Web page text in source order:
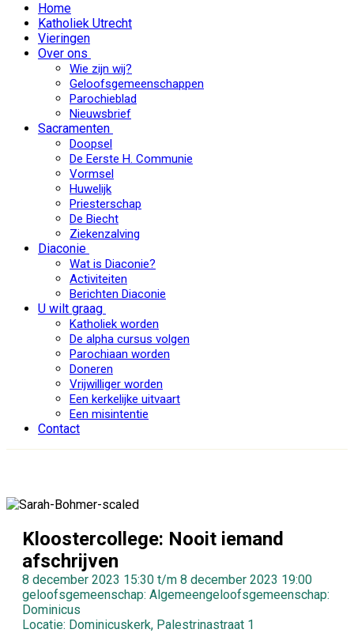
Home
Katholiek Utrecht
Vieringen
Over ons
Wie zijn wij?
Geloofsgemeenschappen
Parochieblad
Nieuwsbrief
Sacramenten
Doopsel
De Eerste H. Communie
Vormsel
Huwelijk
Priesterschap
De Biecht
Ziekenzalving
Diaconie
Wat is Diaconie?
Activiteiten
Berichten Diaconie
U wilt graag
Katholiek worden
De alpha cursus volgen
Parochiaan worden
Doneren
Vrijwilliger worden
Een kerkelijke uitvaart
Een misintentie
Contact
Kloostercollege: Nooit iemand
afschrijven
8 december 2023 15:30 t/m 8 december 2023 19:00
geloofsgemeenschap: Algemeengeloofsgemeenschap:
Dominicus
Locatie: Dominicuskerk, Palestrinastraat 1